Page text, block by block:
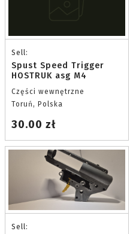
Sell:
Spust Speed Trigger
HOSTRUK asg M4
Części wewnętrzne
Toruń, Polska
30.00 zł
Sell: